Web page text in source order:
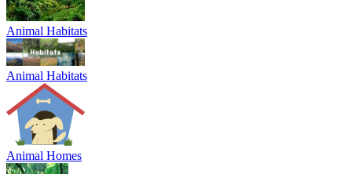
Animal Habitats
Animal Habitats
Animal Homes